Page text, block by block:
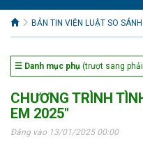
BẢN TIN VIỆN LUẬT SO SÁNH
☰ Danh mục phụ (trượt sang
CHƯƠNG TRÌNH
EM 2025"
Đăng vào 13/01/2025 00:00